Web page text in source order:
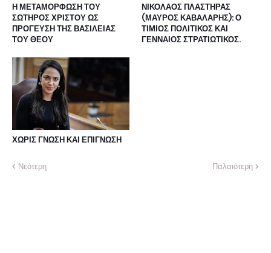
Η ΜΕΤΑΜΟΡΦΩΣΗ ΤΟΥ
ΣΩΤΗΡΟΣ ΧΡΙΣΤΟΥ ΩΣ
ΠΡΟΓΕΥΣΗ ΤΗΣ ΒΑΣΙΛΕΙΑΣ
ΤΟΥ ΘΕΟΥ
ΝΙΚΟΛΑΟΣ ΠΛΑΣΤΗΡΑΣ
(ΜΑΥΡΟΣ ΚΑΒΑΛΑΡΗΣ): Ο
ΤΙΜΙΟΣ ΠΟΛΙΤΙΚΟΣ ΚΑΙ
ΓΕΝΝΑΙΟΣ ΣΤΡΑΤΙΩΤΙΚΟΣ.
ΧΩΡΙΣ ΓΝΩΣΗ ΚΑΙ ΕΠΙΓΝΩΣΗ
Νεότερη Παλαιότερη